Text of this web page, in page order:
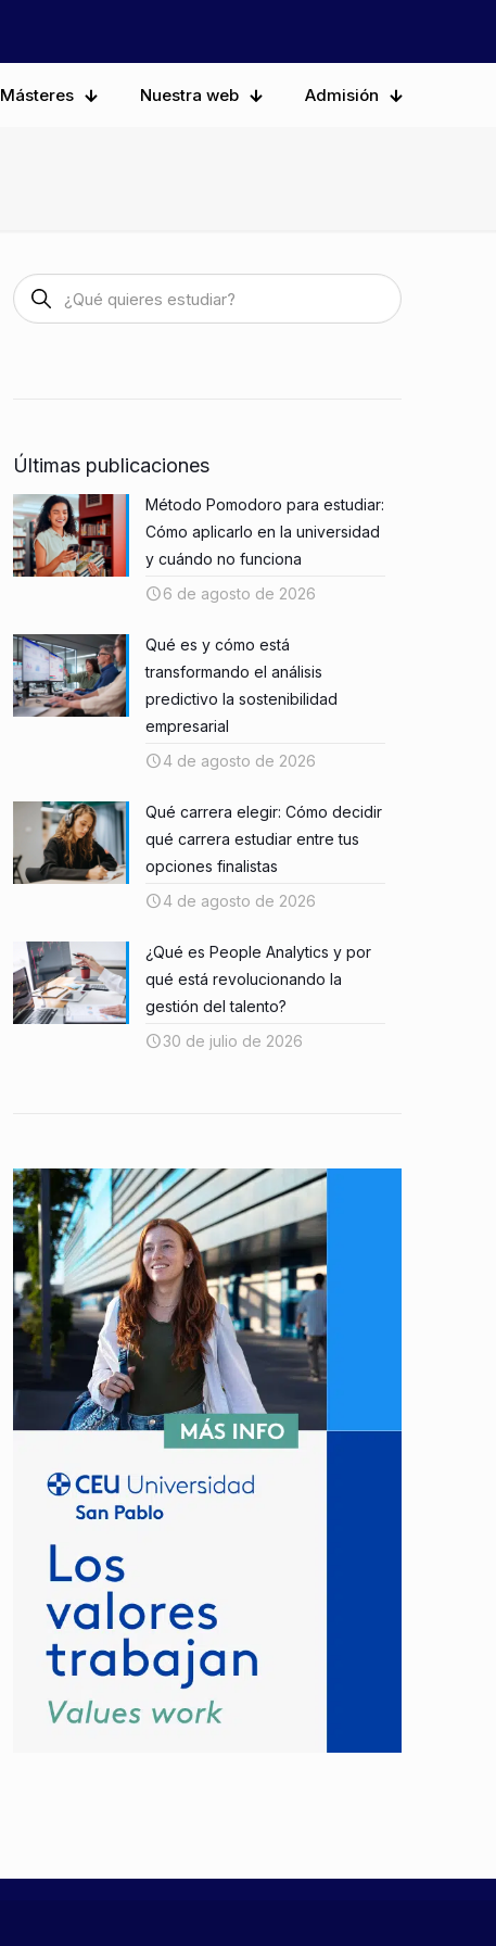
Másteres Nuestra web Admisión
Últimas publicaciones
Método Pomodoro para estudiar:
Cómo aplicarlo en la universidad
y cuándo no funciona
6 de agosto de 2026
Qué es y cómo está
transformando el análisis
predictivo la sostenibilidad
empresarial
4 de agosto de 2026
Qué carrera elegir: Cómo decidir
qué carrera estudiar entre tus
opciones finalistas
4 de agosto de 2026
¿Qué es People Analytics y por
qué está revolucionando la
gestión del talento?
30 de julio de 2026